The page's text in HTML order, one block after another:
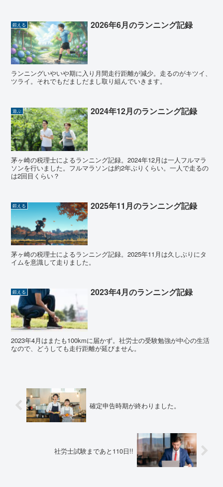
鍛える 2026年6月のランニング記録
ランニングいやいや期に入り月間走行距離が減少。走るのがキツイ、
ツライ。それでもだましだまし取り組んでいきます。
遊ぶ 2024年12月のランニング記録
茅ヶ崎の税理士によるランニング記録。2024年12月は一人フルマラ
ソンを行いました。フルマラソンは約2年ぶりくらい。一人で走るの
は2回目くらい？
鍛える 2025年11月のランニング記録
茅ヶ崎の税理士によるランニング記録。2025年11月は久しぶりにタ
イムを意識して走りました。
鍛える 2023年4月のランニング記録
2023年4月はまたも100kmに届かず。社労士の受験勉強が中心の生活
なので、どうしても走行距離が延びません。
確定申告時期が終わりました。
社労士試験まであと110日!!